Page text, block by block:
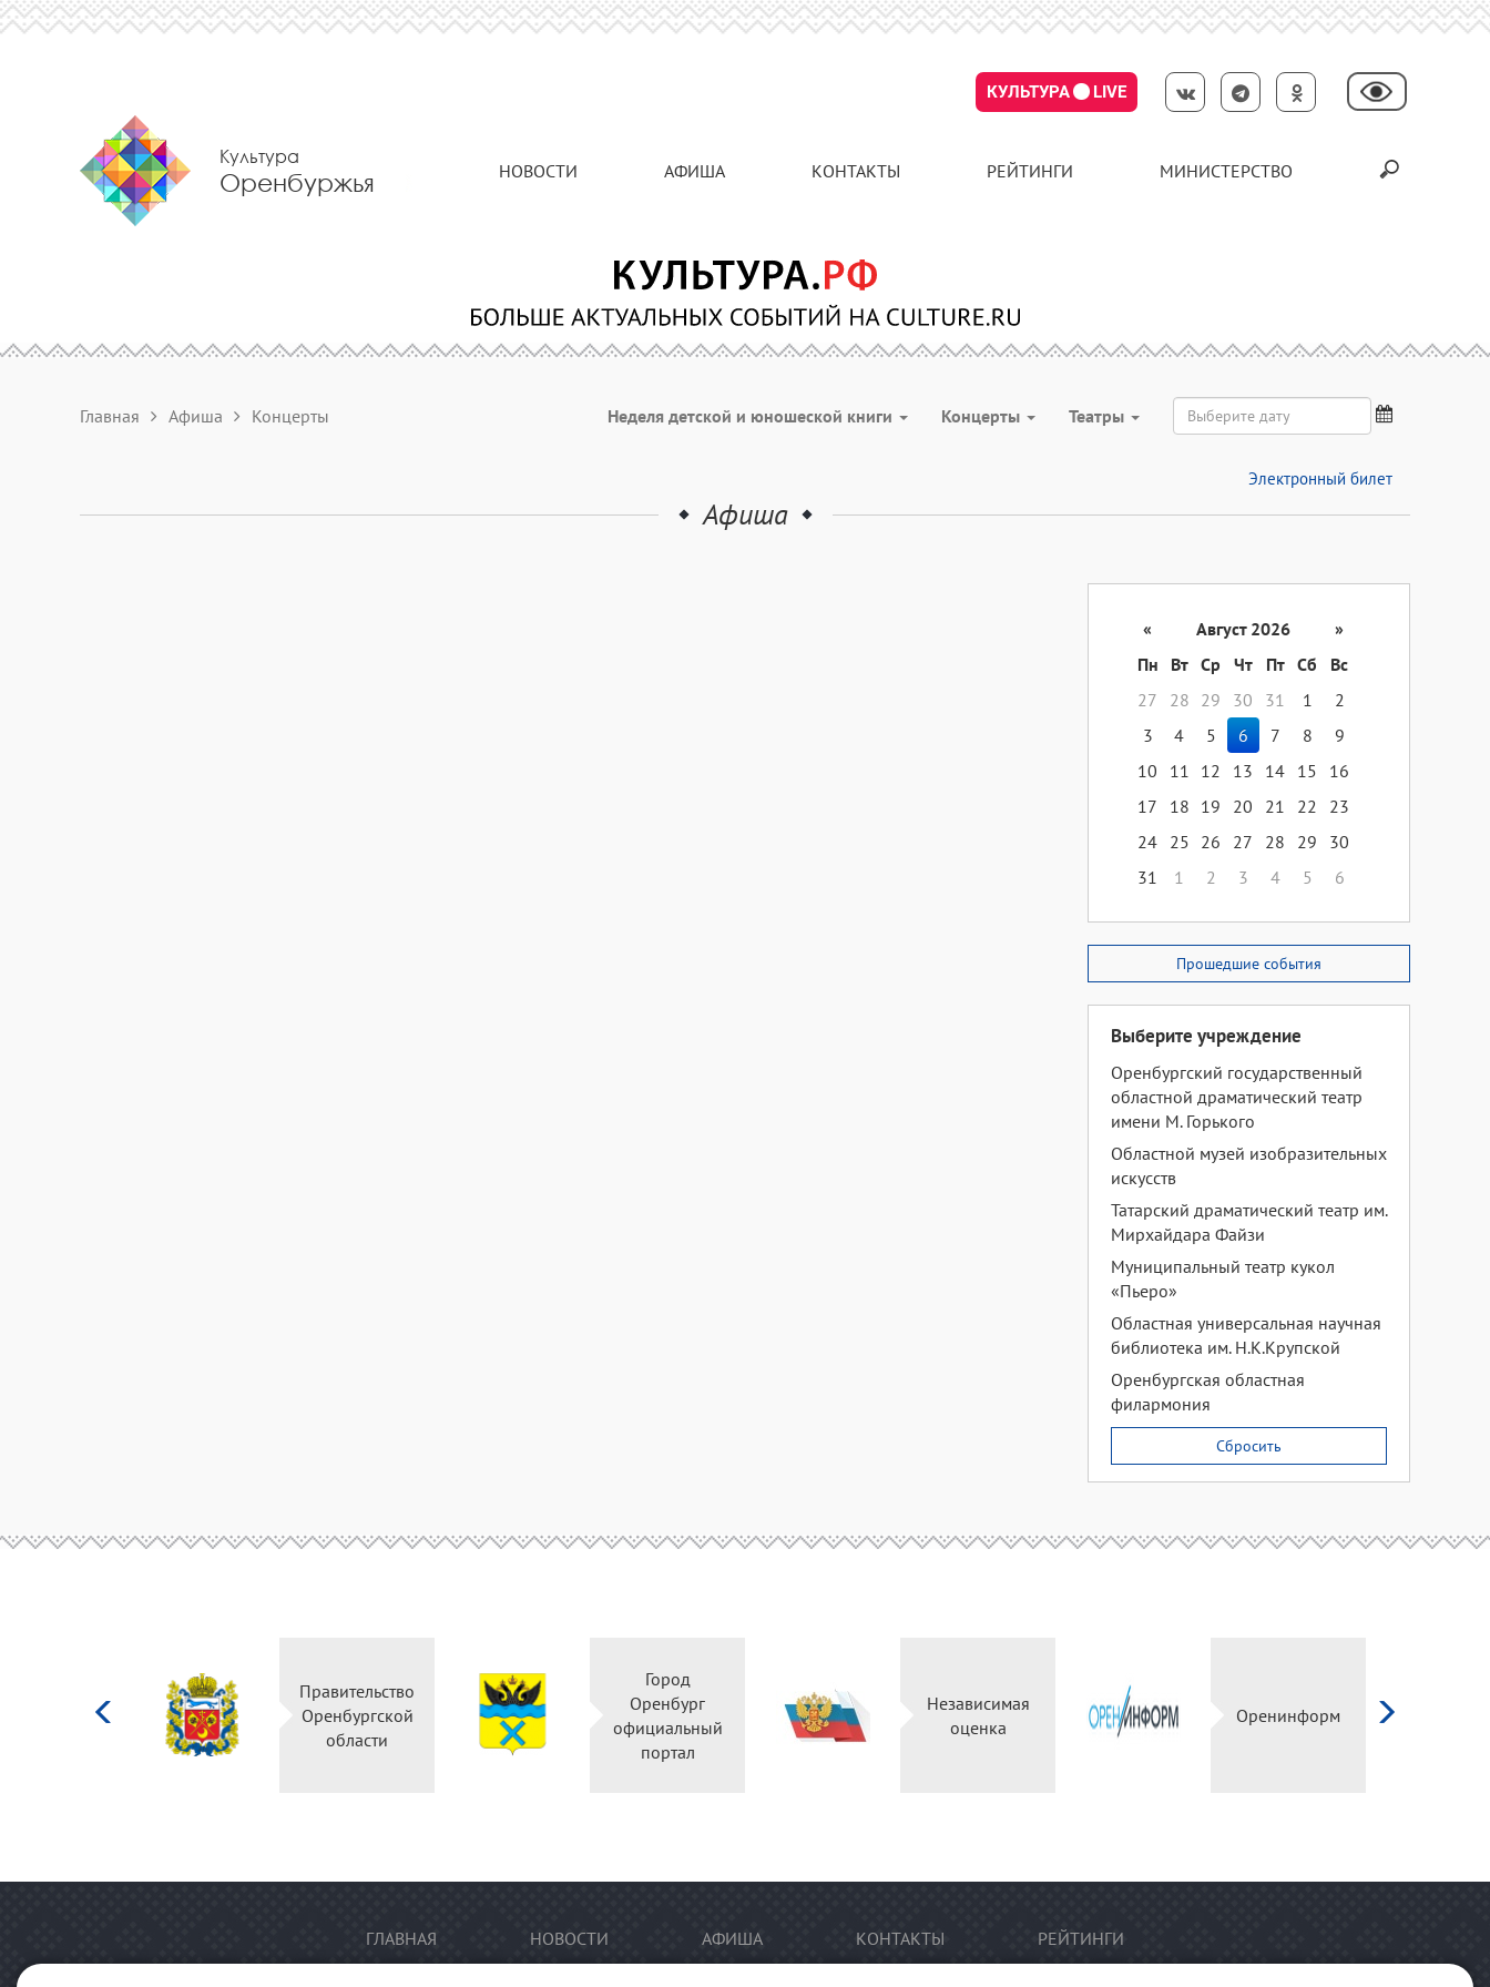
КУЛЬТУРА LIVE
Культура
Оренбуржья НОВОСТИ АФИША КОНТАКТЫ РЕЙТИНГИ МИНИСТЕРСТВО
Главная Афиша Концерты Неделя детской и юношеской книги Концерты Театры
Электронный билет
Афиша
« Август 2026
»
Пн
Вт Ср Чт Пт Сб
Вс
27
28 29 30 31 1
2
3
4 5 6 7 8
9
10
11 12 13 14 15
16
17
18 19 20 21 22
23
24 25 26 27 28 29
30
31
1 2 3 4 5 6
Прошедшие события
Выберите учреждение
Оренбургский государственный
областной драматический театр
имени М. Горького
Областной музей изобразительных
искусств
Татарский драматический театр им.
Мирхайдара Файзи
Муниципальный театр кукол
«Пьеро»
Областная универсальная научная
библиотека им. Н.К.Крупской
Оренбургская областная
филармония
Сбросить
Правительство
Оренбургской
области
Город
Оренбург
официальный
портал
Независимая
оценка
Оренинформ
ГЛАВНАЯ НОВОСТИ АФИША КОНТАКТЫ РЕЙТИНГИ